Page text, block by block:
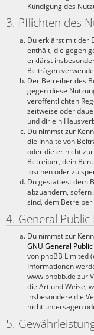
Kündigung des
3. Pflichten des
Du erklärst mit der
enthält, die gegen
erklärst
Beiträgen
Der Betreiber des
gegen diese
veröffentlichten
zeitweise oder
und dir ein
Du nimmst zur
die Inhalte von
oder die er nicht
Betreiber, dein
löschen oder zu
Du gestattest dem
abzuändern, sofern
sind, dem
4. General Public
Du nimmst zur
GNU General
von phpBB Limited
Informationen
www.phpbb.de zur
die Art und Weise,
insbesondere die
nicht untersagen
5.